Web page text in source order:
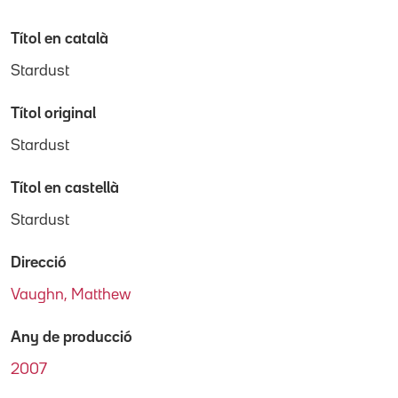
Títol en català
Stardust
Títol original
Stardust
Títol en castellà
Stardust
Direcció
Vaughn, Matthew
Any de producció
2007